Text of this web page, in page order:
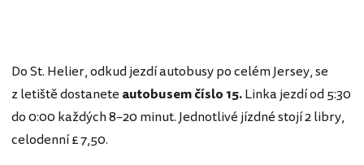
Do St. Helier, odkud jezdí autobusy po celém Jersey, se
z letiště dostanete autobusemčíslo 15.Linka jezdí od 5:30
do 0:00 každých 8–20 minut. Jednotlivé jízdné stojí 2 libry,
celodenní £ 7,50.